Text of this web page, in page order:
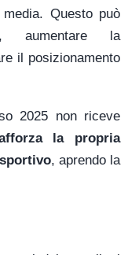
Questo può
aumentare la
il posizionamento
2025 non riceve
la propria
, aprendo la